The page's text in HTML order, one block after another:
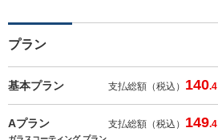
プラン
基本プラン 支払総額（税込） 140.4
Aプラン 支払総額（税込） 149.4